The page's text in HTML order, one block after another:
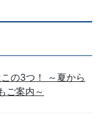
の3つ！ ～夏から
ご案内～